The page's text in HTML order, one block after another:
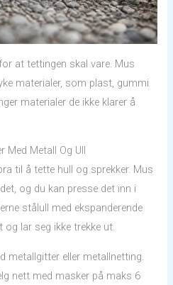
at tettingen skal vare. Mus
materialer, som plast, gummi
materialer de ikke klarer å
Metall Og Ull
til å tette hull og sprekker. Mus
og du kan presse det inn i
stålull med ekspanderende
lar seg ikke trekke ut.
metallgitter eller metallnetting.
nett med masker på maks 6